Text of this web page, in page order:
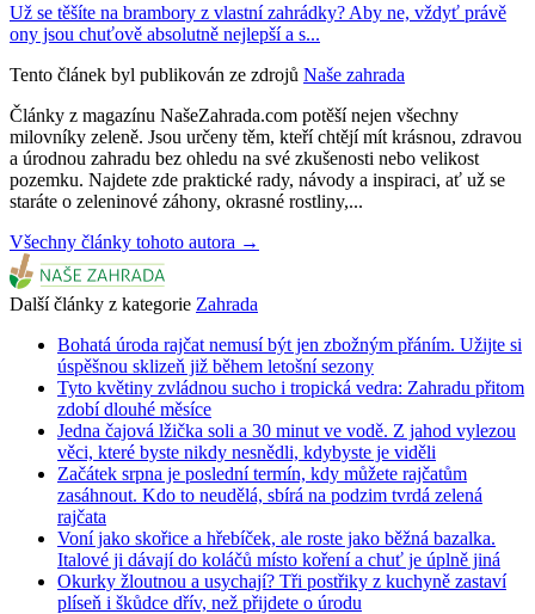
Už se těšíte na brambory z vlastní zahrádky? Aby ne, vždyť právě
ony jsou chuťově absolutně nejlepší a s...
Tento článek byl publikován ze zdrojů Naše zahrada
Články z magazínu NašeZahrada.com potěší nejen všechny
milovníky zeleně. Jsou určeny těm, kteří chtějí mít krásnou, zdravou
a úrodnou zahradu bez ohledu na své zkušenosti nebo velikost
pozemku. Najdete zde praktické rady, návody a inspiraci, ať už se
staráte o zeleninové záhony, okrasné rostliny,...
Všechny články tohoto autora →
Další články z kategorie Zahrada
Bohatá úroda rajčat nemusí být jen zbožným přáním. Užijte si
úspěšnou sklizeň již během letošní sezony
Tyto květiny zvládnou sucho i tropická vedra: Zahradu přitom
zdobí dlouhé měsíce
Jedna čajová lžička soli a 30 minut ve vodě. Z jahod vylezou
věci, které byste nikdy nesnědli, kdybyste je viděli
Začátek srpna je poslední termín, kdy můžete rajčatům
zasáhnout. Kdo to neudělá, sbírá na podzim tvrdá zelená
rajčata
Voní jako skořice a hřebíček, ale roste jako běžná bazalka.
Italové ji dávají do koláčů místo koření a chuť je úplně jiná
Okurky žloutnou a usychají? Tři postřiky z kuchyně zastaví
plíseň i škůdce dřív, než přijdete o úrodu